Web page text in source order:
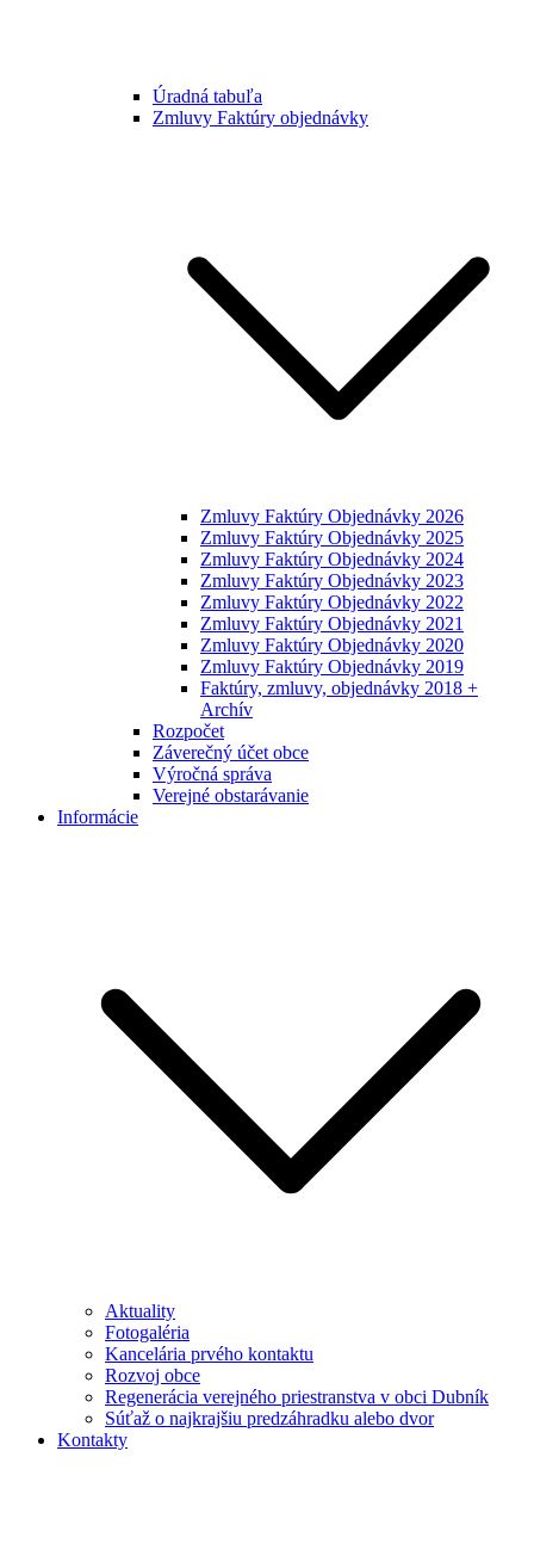
Úradná tabuľa
Zmluvy Faktúry objednávky
Zmluvy Faktúry Objednávky 2026
Zmluvy Faktúry Objednávky 2025
Zmluvy Faktúry Objednávky 2024
Zmluvy Faktúry Objednávky 2023
Zmluvy Faktúry Objednávky 2022
Zmluvy Faktúry Objednávky 2021
Zmluvy Faktúry Objednávky 2020
Zmluvy Faktúry Objednávky 2019
Faktúry, zmluvy, objednávky 2018 +
Archív
Rozpočet
Záverečný účet obce
Výročná správa
Verejné obstarávanie
Informácie
Aktuality
Fotogaléria
Kancelária prvého kontaktu
Rozvoj obce
Regenerácia verejného priestranstva v obci Dubník
Súťaž o najkrajšiu predzáhradku alebo dvor
Kontakty